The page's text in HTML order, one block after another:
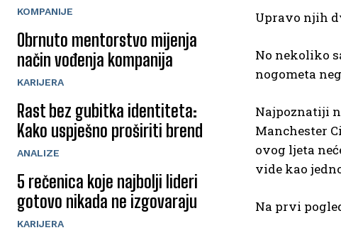
KOMPANIJE
Obrnuto mentorstvo mijenja
način vođenja kompanija
KARIJERA
Rast bez gubitka identiteta:
Kako uspješno proširiti brend
ANALIZE
5 rečenica koje najbolji lideri
gotovo nikada ne izgovaraju
KARIJERA
Upravo njih
No nekoliko
nogometa
Najpoznatiji
Manchester
ovog ljeta
vide kao
Na prvi